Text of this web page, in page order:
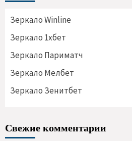
Зеркало Winline
Зеркало 1хбет
Зеркало Париматч
Зеркало Мелбет
Зеркало Зенитбет
Свежие комментарии